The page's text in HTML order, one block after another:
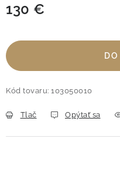
130 €
Kód tovaru: 103050010
Tlač Opýtať sa